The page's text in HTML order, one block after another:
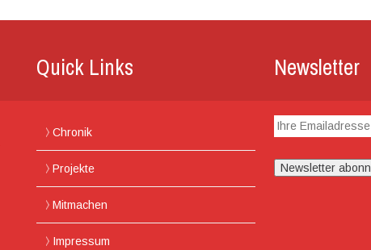
Quick Links
Chronik
Projekte
Mitmachen
Impressum
Newsletter